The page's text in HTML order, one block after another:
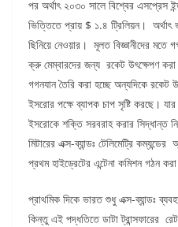
পর অর্থাৎ ২০৩০ সালে বিশ্বের এসপ্রেস
ভিত্তিতে প্রায় $ ১.৪ ট্রিলিয়ন। অর্থাৎ
ছিনিয়ে নেওয়ার। মূলত বিজ্ঞানীদের মতে
ক্রু মেম্বারদের জন্য রকেট উৎক্ষেপণ
গগনযান তৈরি করা হচ্ছে অন্যদিকে রকেট
ইসরোর পক্ষে ব্যাপক চাপ সৃষ্টি করছে।
ইসরোকে শক্তি সরবরাহ করার সিদ্ধান্ত
মিটারের এক্স-ব্যান্ডঃ টেলিমেট্রি
প্রথম হাইড্রেটের এন্টেনা কমিশন গঠন
প্রাথমিক দিকে ভারত শুধু এক্স-ব্যান্ডঃ
কিন্তু এই পদ্ধতিতে ডাটা ট্রান্সফারের